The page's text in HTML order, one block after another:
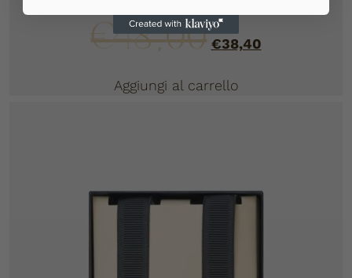
€48,00 €38,40
Aggiungi al carrello